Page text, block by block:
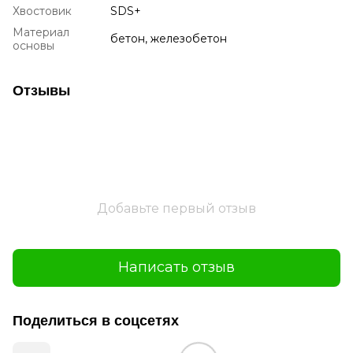
Хвостовик
SDS+
Материал
основы
бетон, железобетон
Отзывы
Добавьте первый отзыв
Написать отзыв
Поделиться в соцсетях